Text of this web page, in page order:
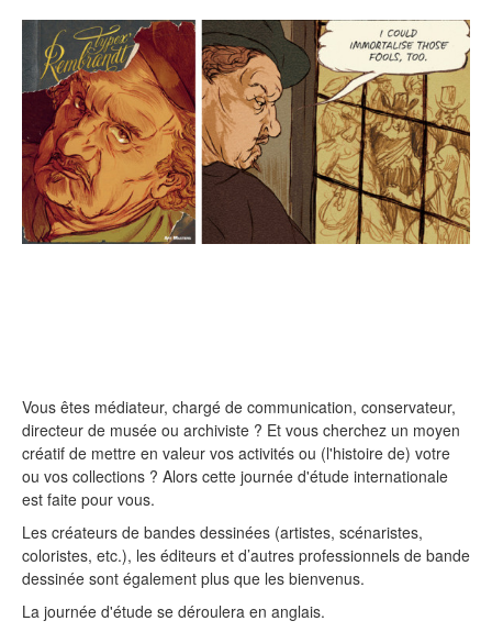
Vous êtes médiateur, chargé de communication, conservateur,
directeur de musée ou archiviste ? Et vous cherchez un moyen
créatif de mettre en valeur vos activités ou (l'histoire de) votre
ou vos collections ? Alors cette journée d'étude internationale
est faite pour vous.
Les créateurs de bandes dessinées (artistes, scénaristes,
coloristes, etc.), les éditeurs et d’autres professionnels de bande
dessinée sont également plus que les bienvenus.
La journée d'étude se déroulera en anglais.